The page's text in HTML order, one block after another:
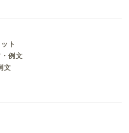
ト
例文
文